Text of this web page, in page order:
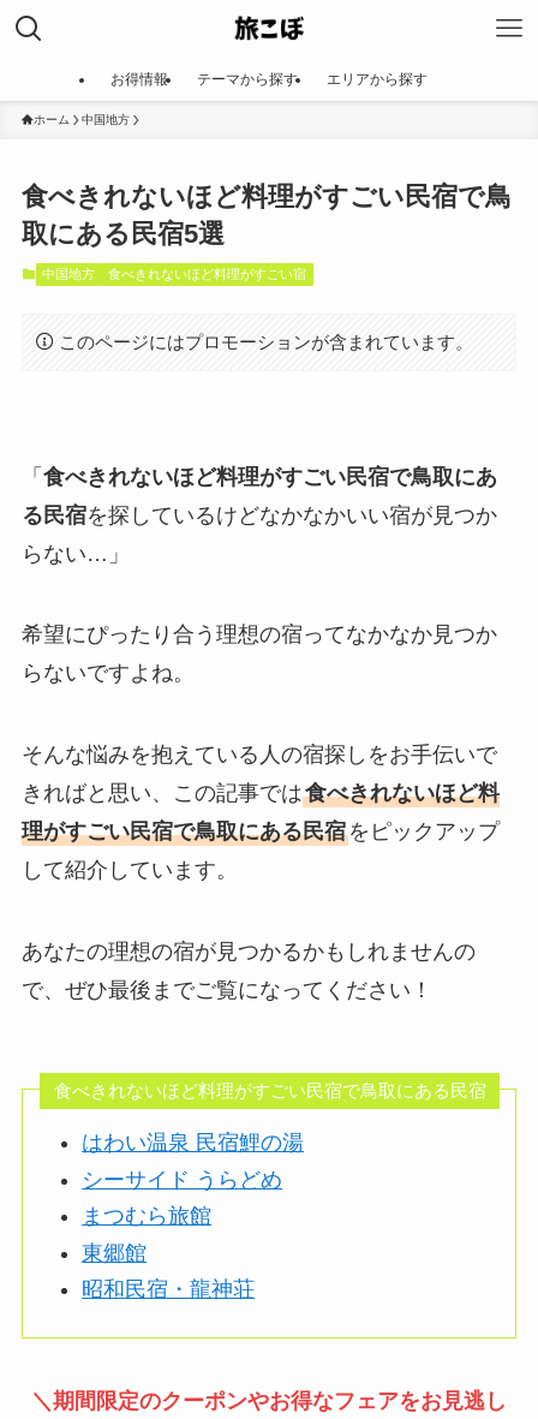
お得情報 テーマから探す エリアから探す
ホーム 中国地方
食べきれないほど料理がすごい民宿で鳥
取にある民宿5選
中国地方 食べきれないほど料理がすごい宿
このページにはプロモーションが含まれています。
「 食べきれないほど料理がすごい民宿で鳥取にあ
る民宿を探しているけどなかなかいい宿が見つか
らない…」
希望にぴったり合う理想の宿ってなかなか見つか
らないですよね。
そんな悩みを抱えている人の宿探しをお手伝いで
きればと思い、この記事では食べきれないほど料
理がすごい民宿で鳥取にある民宿をピックアップ
して紹介しています。
あなたの理想の宿が見つかるかもしれませんの
で、ぜひ最後までご覧になってください！
食べきれないほど料理がすごい民宿で鳥取にある民宿
はわい温泉 民宿鯉の湯
シーサイド うらどめ
まつむら旅館
東郷館
昭和民宿・龍神荘
＼期間限定のクーポンやお得なフェアをお見逃し